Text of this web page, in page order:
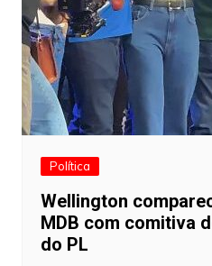
Política
Wellington
MDB com comitiva
do PL